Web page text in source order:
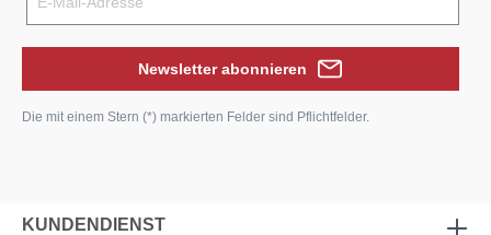
Newsletter abonnieren
Die mit einem Stern (*) markierten Felder sind Pflichtfelder.
KUNDENDIENST